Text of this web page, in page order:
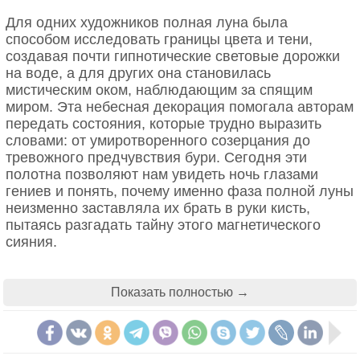
пылинок, а во-вторых, статическим
электричеством (пыль электризуется потоком
космических лучей). Астронавтам было очень
трудно полностью очистить приборы и скафандры,
так что пыль попадала внутрь спускаемых
модулей.
«Радужная Бухта и Лунный храм». Литография из газеты The New York
терминами, подробным описанием конструкции
«новостей науки». Как и в наше время, она
привлекла внимание лишь особо
Для одних художников полная луна была
способом исследовать границы цвета и тени,
создавая почти гипнотические световые дорожки
на воде, а для других она становилась
мистическим оком, наблюдающим за спящим
миром. Эта небесная декорация помогала авторам
передать состояния, которые трудно выразить
словами: от умиротворенного созерцания до
тревожного предчувствия бури. Сегодня эти
полотна позволяют нам увидеть ночь глазами
гениев и понять, почему именно фаза полной луны
неизменно заставляла их брать в руки кисть,
пытаясь разгадать тайну этого магнетического
сияния.
Показать полностью →